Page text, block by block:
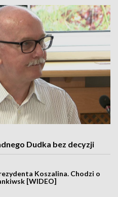
Dudka bez decyzji
Koszalina. Chodzi o
[WIDEO]